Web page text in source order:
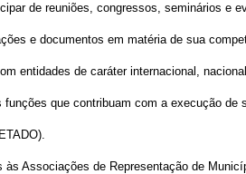
de reuniões, congressos, seminários e
e documentos em matéria de sua
entidades de caráter internacional,
funções que contribuam com a execução de
às Associações de Representação de